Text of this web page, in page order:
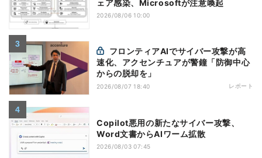
ェア感染、Microsoftが注意喚起
2026/08/06 10:00
速化、アクセンチュアが警鐘「防御中心
からの脱却を」
2026/08/07 18:40 レポート
Copilot悪用の新たなサイバー攻撃、
Word文書からAIワーム拡散
2026/08/03 07:45